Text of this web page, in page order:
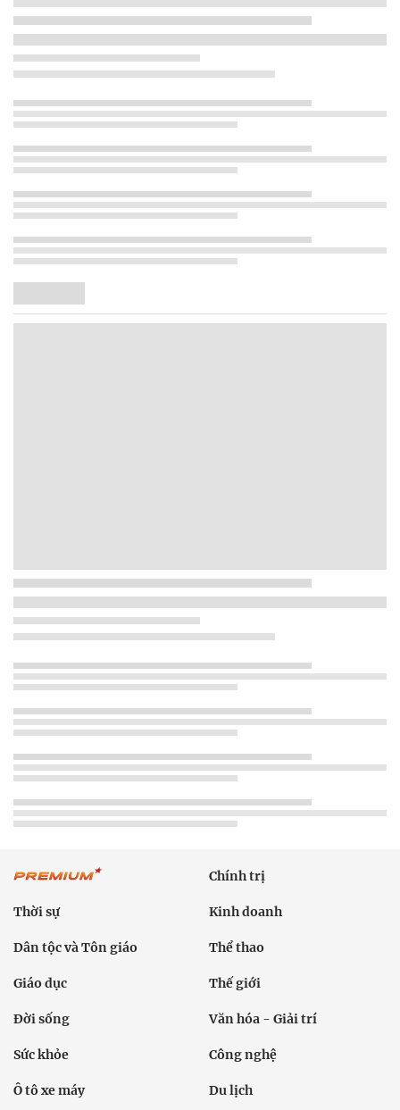
Chính trị
Thời sự Kinh doanh
Dân tộc và Tôn giáo Thể thao
Giáo dục Thế giới
Đời sống Văn hóa - Giải trí
Sức khỏe Công nghệ
Ô tô xe máy Du lịch